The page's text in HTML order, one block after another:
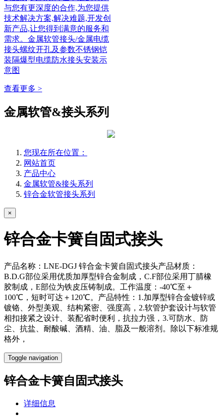
与您有更深度的合作,为您提供
技术解决方案,解决难题,开发创
新产品,让您得到满意的服务和
需求。金属软管接头/金属电缆
接头螺纹开孔及参数不锈钢铠
装隔爆型电缆防水接头安装示
意图
查看更多 >
金属软管&接头系列
您现在所在位置：
网站首页
产品中心
金属软管&接头系列
锌合金软管接头系列
×
锌合金卡簧自固式接头
产品名称：LNE-DGJ 锌合金卡簧自固式接头产品材质：
B.D.G部位采用优质加厚型锌合金制成，C.F部位采用丁腈橡
胶制成，E部位为铁皮压铸制成。工作温度：-40℃至＋
100℃，短时可达＋120℃。产品特性：1.加厚型锌合金镀锌或
镀铬、外型美观、结构紧密、强度高，2.软管护套设计与软管
相扣接紧之设计、装配省时便利，抗拉力强，3.可防水、防
尘、抗盐、耐酸碱、酒精、油、脂及一般溶剂。除以下标准规
格外，
Toggle navigation
锌合金卡簧自固式接头
详细信息